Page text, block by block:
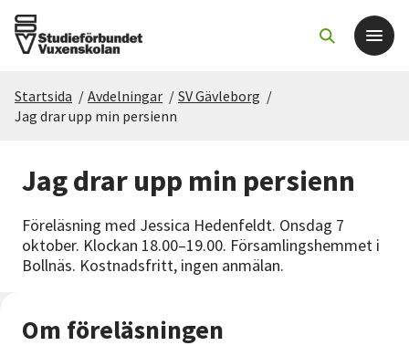
Det här gör vi
För dig som
Sök kurser och evenemang
Om SV
Starta studiecirkel
Startsida / Avdelningar / SV Gävleborg /
Jag drar upp min persienn
Jag drar upp min persienn
Föreläsning med Jessica Hedenfeldt. Onsdag 7
oktober. Klockan 18.00–19.00. Församlingshemmet i
Bollnäs. Kostnadsfritt, ingen anmälan.
Om föreläsningen